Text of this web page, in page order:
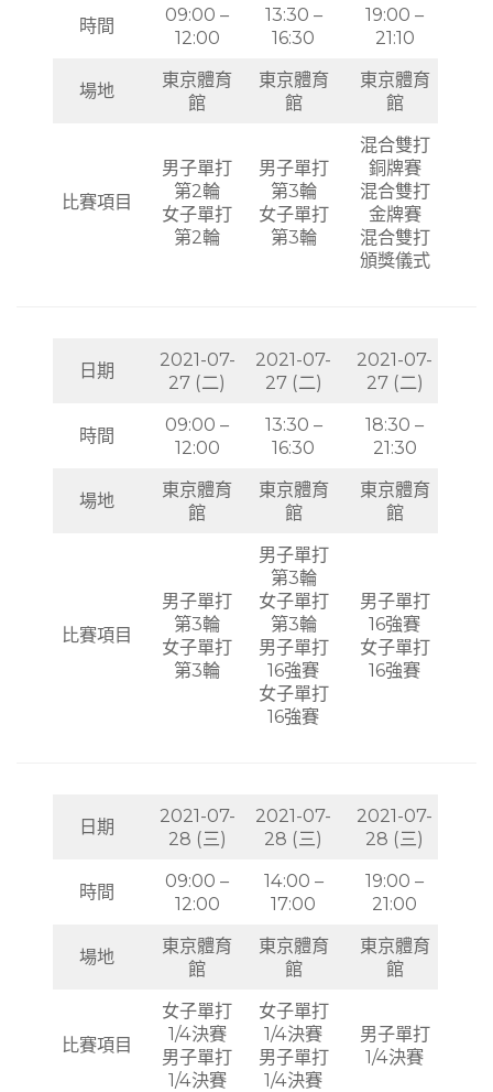
時間
09:00 –
12:00
13:30 –
16:30
19:00 –
21:10
場地
東京體育
館
東京體育
館
東京體育
館
比賽項目
男子單打
第2輪
女子單打
第2輪
男子單打
第3輪
女子單打
第3輪
混合雙打
銅牌賽
混合雙打
金牌賽
混合雙打
頒獎儀式
日期
2021-07-
27 (二)
2021-07-
27 (二)
2021-07-
27 (二)
時間
09:00 –
12:00
13:30 –
16:30
18:30 –
21:30
場地
東京體育
館
東京體育
館
東京體育
館
比賽項目
男子單打
第3輪
女子單打
第3輪
男子單打
第3輪
女子單打
第3輪
男子單打
16強賽
女子單打
16強賽
男子單打
16強賽
女子單打
16強賽
日期
2021-07-
28 (三)
2021-07-
28 (三)
2021-07-
28 (三)
時間
09:00 –
12:00
14:00 –
17:00
19:00 –
21:00
場地
東京體育
館
東京體育
館
東京體育
館
比賽項目
女子單打
1/4決賽
男子單打
1/4決賽
女子單打
1/4決賽
男子單打
1/4決賽
男子單打
1/4決賽